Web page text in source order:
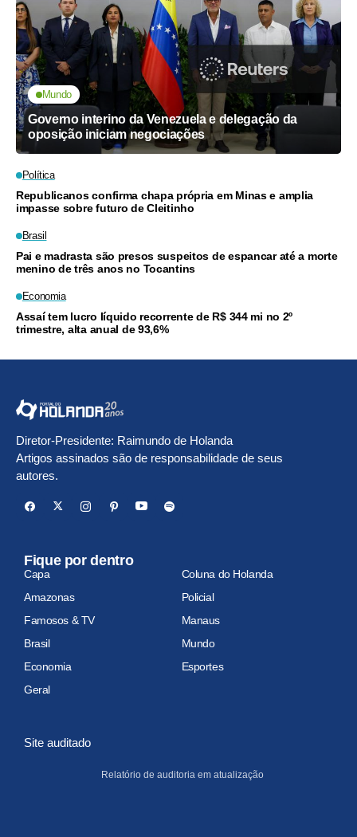
Mundo
Governo interino da Venezuela e delegação da
oposição iniciam negociações
Política
Republicanos confirma chapa própria em Minas e amplia
impasse sobre futuro de Cleitinho
Brasil
Pai e madrasta são presos suspeitos de espancar até a morte
menino de três anos no Tocantins
Economia
Assaí tem lucro líquido recorrente de R$ 344 mi no 2º
trimestre, alta anual de 93,6%
Diretor-Presidente: Raimundo de Holanda
Artigos assinados são de responsabilidade de seus
autores.
Fique por dentro
Capa
Coluna do Holanda
Amazonas
Policial
Famosos & TV
Manaus
Brasil
Mundo
Economia
Esportes
Geral
Site auditado
Relatório de auditoria em atualização